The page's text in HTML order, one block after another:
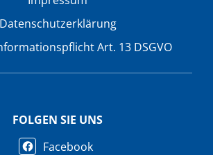
Datenschutzerklärung
Art. 13 DSGVO
FOLGEN SIE UNS
Facebook